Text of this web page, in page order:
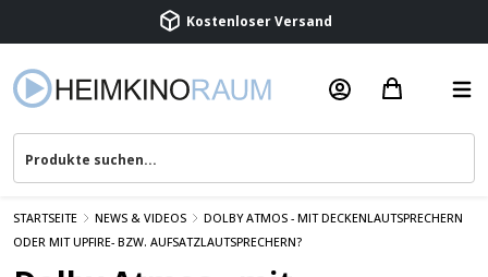
Kostenloser Versand
Beratung & Service
STARTSEITE NEWS & VIDEOS
DOLBY ATMOS - MIT DECKENLAUTSPRECHERN
ODER MIT UPFIRE- BZW. AUFSATZLAUTSPRECHERN?